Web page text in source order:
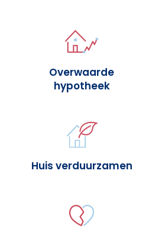
Overwaarde
hypotheek
Huis verduurzamen